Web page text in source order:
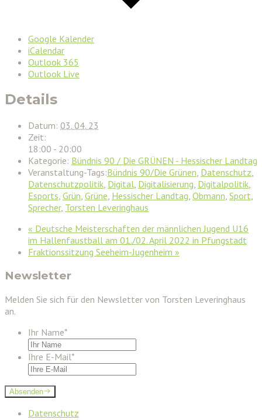
Google Kalender
iCalendar
Outlook 365
Outlook Live
Details
Datum: 03. 04. 23
Zeit:
18:00 - 20:00
Kategorie: Bündnis 90 / Die GRÜNEN - Hessischer Landtag
Veranstaltung-Tags:Bündnis 90/Die Grünen, Datenschutz,
Datenschutzpolitik, Digital, Digitalisierung, Digitalpolitik,
Esports, Grün, Grüne, Hessischer Landtag, Obmann, Sport,
Sprecher, Torsten Leveringhaus
« Deutsche Meisterschaften der männlichen Jugend U16
im Hallenfaustball am 01./02. April 2022 in Pfungstadt
Fraktionssitzung Seeheim-Jugenheim »
Newsletter
Melden Sie sich für den Newsletter von Torsten Leveringhaus
an.
Ihr Name*
Ihre E-Mail*
Absenden
Datenschutz